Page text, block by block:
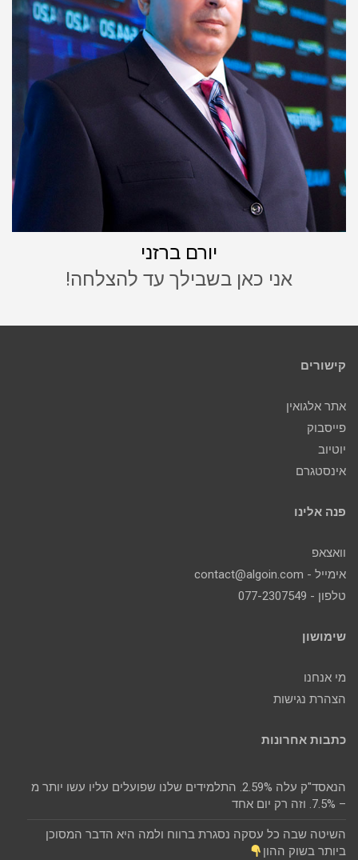
יורם ברזני
אני כאן בשבילך עד להצלחה!
קישורים
אתר אלגואין
פייסבוק
יוטיוב
אינסטגרם
פנה אלינו
וואצאפ
אימייל - contact@algoin.com
טלפון - 077-2307549
שימושון
מי אנחנו
הצהרת נגישות
כתבות אחרונות
הנאסד"ק עלה 2.59%. התלמידים שלנו שפועלים עליו עשו יותר מ
– 7.5%. וזה רק יום אחד
השיטה שבה כל עסקה נסגרת ברווח ולמה היא הדבר המסוכן
ביותר בשוק ההון